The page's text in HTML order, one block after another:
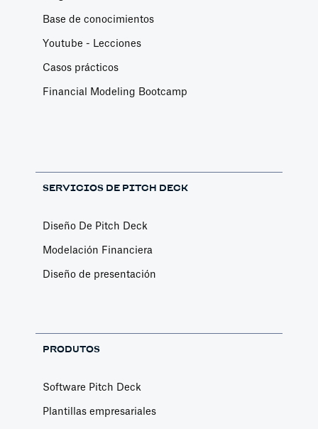
Base de conocimientos
Youtube - Lecciones
Casos prácticos
Financial Modeling Bootcamp
SERVICIOS DE PITCH DECK
Diseño De Pitch Deck
Modelación Financiera
Diseño de presentación
PRODUTOS
Software Pitch Deck
Plantillas empresariales